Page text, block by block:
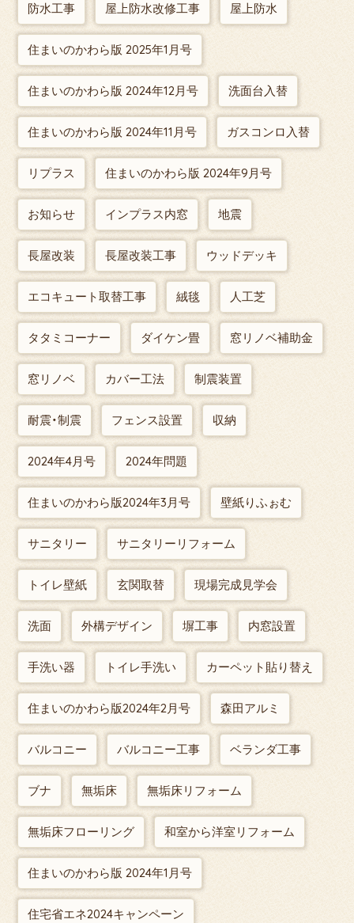
防水工事 屋上防水改修工事 屋上防水
住まいのかわら版 2025年1月号
住まいのかわら版 2024年12月号 洗面台入替
住まいのかわら版 2024年11月号 ガスコンロ入替
リプラス 住まいのかわら版 2024年9月号
お知らせ インプラス内窓 地震
長屋改装 長屋改装工事 ウッドデッキ
エコキュート取替工事 絨毯 人工芝
タタミコーナー ダイケン畳 窓リノベ補助金
窓リノベ カバー工法 制震装置
耐震・制震 フェンス設置 収納
2024年4月号 2024年問題
住まいのかわら版2024年3月号 壁紙りふぉむ
サニタリー サニタリーリフォーム
トイレ壁紙 玄関取替 現場完成見学会
洗面 外構デザイン 塀工事 内窓設置
手洗い器 トイレ手洗い カーペット貼り替え
住まいのかわら版2024年2月号 森田アルミ
バルコニー バルコニー工事 ベランダ工事
ブナ 無垢床 無垢床リフォーム
無垢床フローリング 和室から洋室リフォーム
住まいのかわら版 2024年1月号
住宅省エネ2024キャンペーン